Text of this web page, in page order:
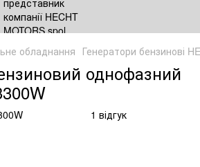
обладнання Генератори бензинові
однофазний
1 відгук